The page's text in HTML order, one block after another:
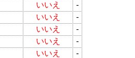
いいえ
-
いいえ
-
いいえ
-
いいえ
-
いいえ
-